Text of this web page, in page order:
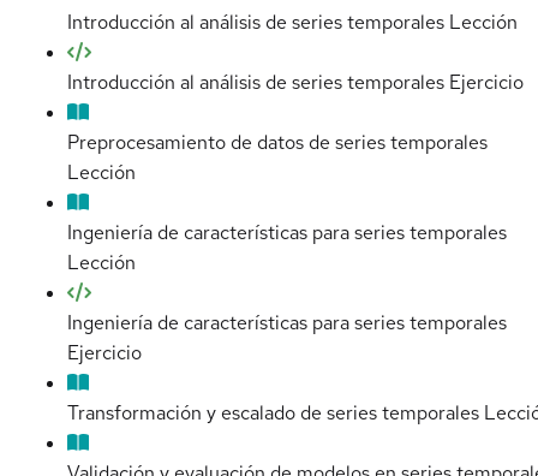
Introducción al análisis de series temporales Lección
Introducción al análisis de series temporales Ejercicio
Preprocesamiento de datos de series temporales
Lección
Ingeniería de características para series temporales
Lección
Ingeniería de características para series temporales
Ejercicio
Transformación y escalado de series temporales